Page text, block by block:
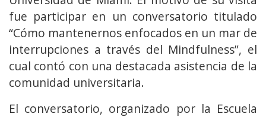
fue participar en un conversatorio titulado
“Cómo mantenernos enfocados en un mar de
interrupciones a través del Mindfulness”, el
cual contó con una destacada asistencia de la
comunidad universitaria.
El conversatorio, organizado por la Escuela